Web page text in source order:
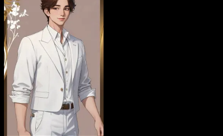
vault_2y8x
A1B2
Back
KO
EN ES
BDSM
상세 테스트
결과